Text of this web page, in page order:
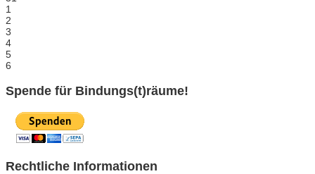
1
2
3
4
5
6
Spende für Bindungs(t)räume!
Rechtliche Informationen